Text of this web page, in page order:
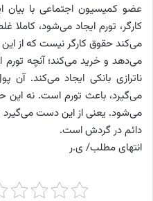
عضو کمیسیون اجتماعی با بیان
کارگر، تورم ایجاد می‌شود، کاملا
می‌کند حقوق کارگر نیست که از
می‌دهد و خرید می‌کند؛ آنچه تورم
ناترازی بانکی ایجاد می‌کند. آن
می‌گیرد، باعث تورم است. نه
می‌شود. یعنی از این دست می‌گیرد
دائم در گردش است.
انتهای مطلب/ ی.ر